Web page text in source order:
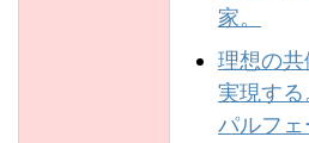
家。
理想の
実現す
パルフ